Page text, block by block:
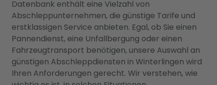
Datenbank enthält eine Vielzahl von
Abschleppunternehmen, die günstige Tarife und
erstklassigen Service anbieten. Egal, ob Sie einen
Pannendienst, eine Unfallbergung oder einen
Fahrzeugtransport benötigen, unsere Auswahl an
günstigen Abschleppdiensten in Winterlingen wird
Ihren Anforderungen gerecht. Wir verstehen, wie